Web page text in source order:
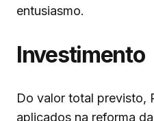
entusiasmo.
Investimento
Do valor total previsto,
aplicados na reforma